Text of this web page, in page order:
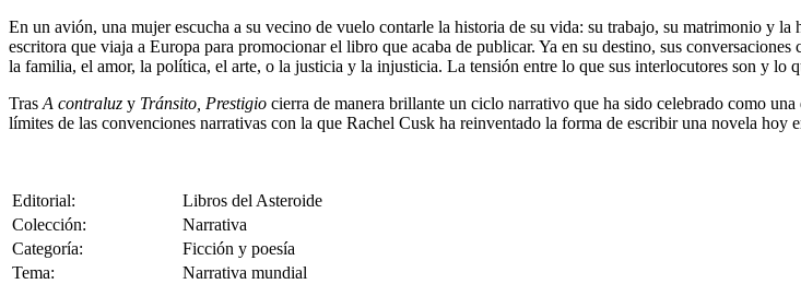
En un avión, una mujer escucha a su vecino de vuelo contarle la historia de su vida: su trabajo, su matrimonio y
escritora que viaja a Europa para promocionar el libro que acaba de publicar. Ya en su destino, sus
la familia, el amor, la política, el arte, o la justicia y la injusticia. La tensión entre lo que sus interlocutores son y lo
TrasA contraluz y Tránsito, Prestigio cierra de manera brillante un ciclo narrativo que ha sido celebrado como
límites de las convenciones narrativas con la que Rachel Cusk ha reinventado la forma de escribir una novela hoy
Editorial:
Libros del Asteroide
Colección:
Narrativa
Categoría:
Ficción y poesía
Tema:
Narrativa mundial